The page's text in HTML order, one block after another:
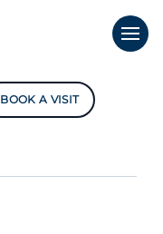
BOOK A VISIT